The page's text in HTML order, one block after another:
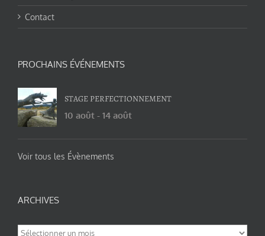
Contact
PROCHAINS ÉVÉNEMENTS
STAGE PERFECTIONNEMENT
10 août - 14 août
Voir tous les Évènements
ARCHIVES
Archives